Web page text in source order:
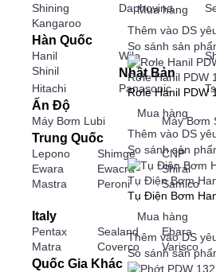
Shining
Daphovina
Kangaroo
Hàn Quốc
Hanil Wilo
Shinil
Nhật Bản
Hitachi Panasonic
Ấn Độ
Máy Bơm Lubi Máy Bơm
Trung Quốc
Lepono Shimge CNP
Ewara
Ewacra Shirai
Mastra
Peroni Samico
Italy
Pentax Sealand Ebara
Matra
Coverco Varisco
Quốc Gia Khác
Mua hàng
Thêm vào DS
So sánh sản
Rơle Hanil PDW
Rơle Hanil PDW
Mua hàng
Thêm vào DS
So sánh sản
Tụ Điện Bơm
Tụ Điện Bơm
Mua hàng
Thêm vào DS
So sánh sản